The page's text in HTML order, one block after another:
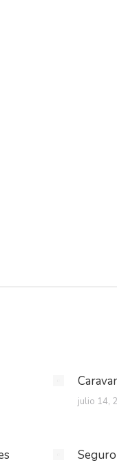
julio 14,